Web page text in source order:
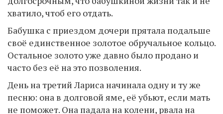
хватило, чтоб его отдать.
Бабушка с приездом дочери прятала подальше
своё единственное золотое обручальное кольцо.
Остальное золото уже давно было продано и
часто без её на это позволения.
День на третий Лариса начинала одну и ту же
песню: она в долговой яме, её убьют, если мать
не поможет. Она падала на колени, рвала на